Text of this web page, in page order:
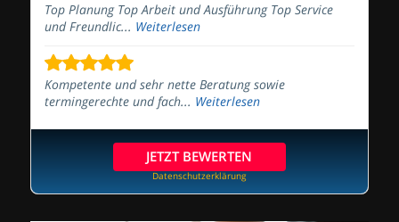
Top Planung Top Arbeit und Ausführung Top Service
und Freundlic... Weiterlesen
Kompetente und sehr nette Beratung sowie
termingerechte und fach... Weiterlesen
JETZT BEWERTEN
Datenschutzerklärung